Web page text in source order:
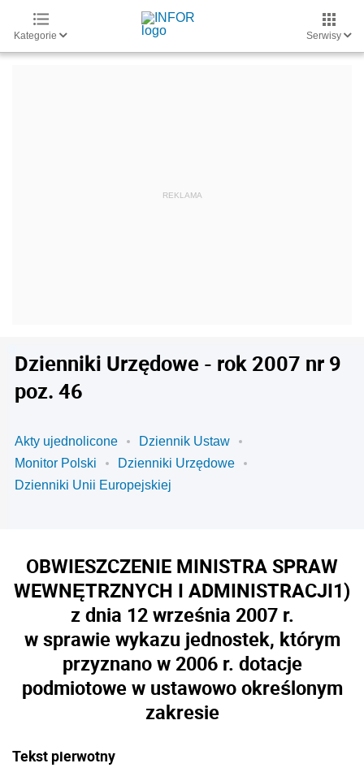
Kategorie Serwisy
Dzienniki Urzędowe - rok 2007 nr 9
poz. 46
Akty ujednolicone
Dziennik Ustaw
Monitor Polski
Dzienniki Urzędowe
Dzienniki Unii Europejskiej
OBWIESZCZENIE MINISTRA SPRAW
WEWNĘTRZNYCH I ADMINISTRACJI1)
z dnia 12 września 2007 r.
w sprawie wykazu jednostek, którym
przyznano w 2006 r. dotacje
podmiotowe w ustawowo określonym
zakresie
Tekst pierwotny